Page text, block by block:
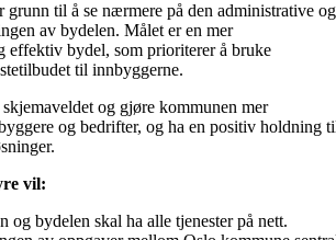
grunn til å se nærmere på den administrative og
av bydelen. Målet er en mer
effektiv bydel, som prioriterer å bruke
til innbyggerne.
og gjøre kommunen mer
og bedrifter, og ha en positiv holdning
vil:
og bydelen skal ha alle tjenester på nett.